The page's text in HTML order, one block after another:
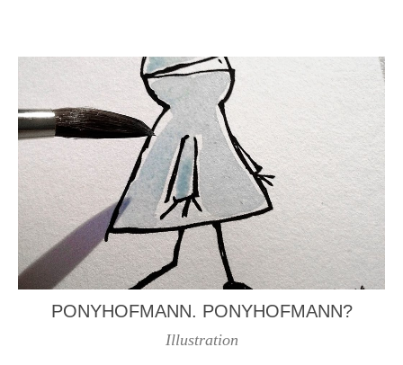
PONYHOFMANN. PONYHOFMANN?
Illustration